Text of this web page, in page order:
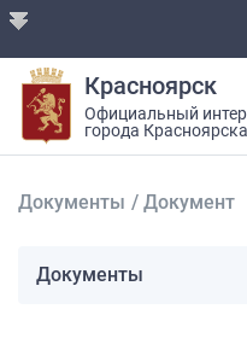
Красноярск
Официальный
города Красноярска
Документы / Документ
Документы